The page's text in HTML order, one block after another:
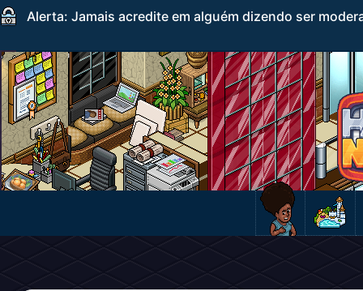
Alerta: Jamais acredite em alguém dizendo ser